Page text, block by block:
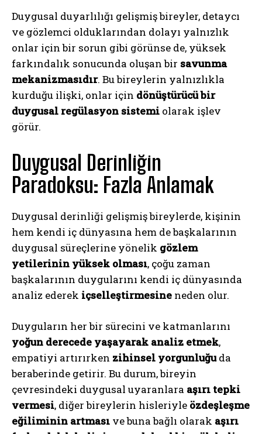
Duygusal duyarlılığı gelişmiş bireyler, detaycı
ve gözlemci olduklarından dolayı yalnızlık
onlar için bir sorun gibi görünse de, yüksek
farkındalık sonucunda oluşan bir savunma
mekanizmasıdır. Bu bireylerin yalnızlıkla
kurduğu ilişki, onlar için dönüştürücü bir
duygusal regülasyon sistemi olarak işlev
görür.
Duygusal Derinliğin
Paradoksu: Fazla Anlamak
Duygusal derinliği gelişmiş bireylerde, kişinin
hem kendi iç dünyasına hem de başkalarının
duygusal süreçlerine yönelik gözlem
yetilerinin yüksek olması, çoğu zaman
başkalarının duygularını kendi iç dünyasında
analiz ederek içselleştirmesine neden olur.
Duyguların her bir sürecini ve katmanlarını
yoğun derecede yaşayarak analiz etmek,
empatiyi artırırken zihinsel yorgunluğuda
beraberinde getirir. Bu durum, bireyin
çevresindeki duygusal uyaranlara aşırı tepki
vermesi, diğer bireylerin hisleriyle özdeşleşme
eğiliminin artması ve buna bağlı olarak aşırı